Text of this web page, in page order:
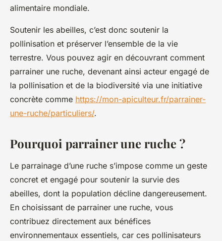
alimentaire mondiale.
Soutenir les abeilles, c’est donc soutenir la
pollinisation et préserver l’ensemble de la vie
terrestre. Vous pouvez agir en découvrant comment
parrainer une ruche, devenant ainsi acteur engagé de
la pollinisation et de la biodiversité via une initiative
concrète comme https://mon-apiculteur.fr/parrainer-
une-ruche/particuliers/.
Pourquoi parrainer une ruche ?
Le parrainage d’une ruche s’impose comme un geste
concret et engagé pour soutenir la survie des
abeilles, dont la population décline dangereusement.
En choisissant de parrainer une ruche, vous
contribuez directement aux bénéfices
environnementaux essentiels, car ces pollinisateurs